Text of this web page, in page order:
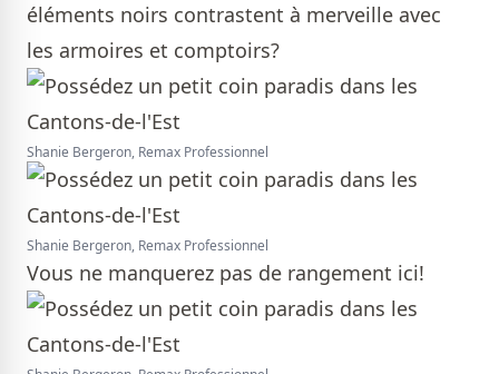
éléments noirs contrastent à merveille avec
les armoires et comptoirs?
Shanie Bergeron, Remax Professionnel
Shanie Bergeron, Remax Professionnel
Vous ne manquerez pas de rangement ici!